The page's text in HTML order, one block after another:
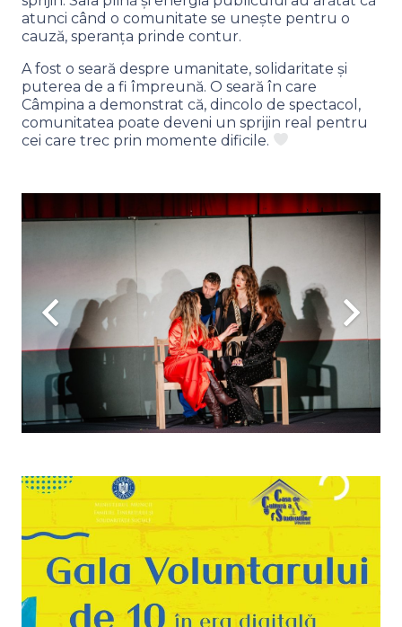
atunci când o comunitate se unește pentru o
cauză, speranța prinde contur.
A fost o seară despre umanitate, solidaritate și
puterea de a fi împreună. O seară în care
Câmpina a demonstrat că, dincolo de spectacol,
comunitatea poate deveni un sprijin real pentru
cei care trec prin momente dificile.